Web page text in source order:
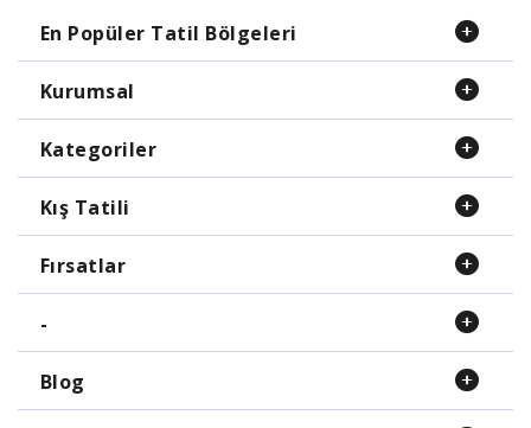
En Popüler Tatil Bölgeleri
Kurumsal
Kategoriler
Kış Tatili
Fırsatlar
-
Blog